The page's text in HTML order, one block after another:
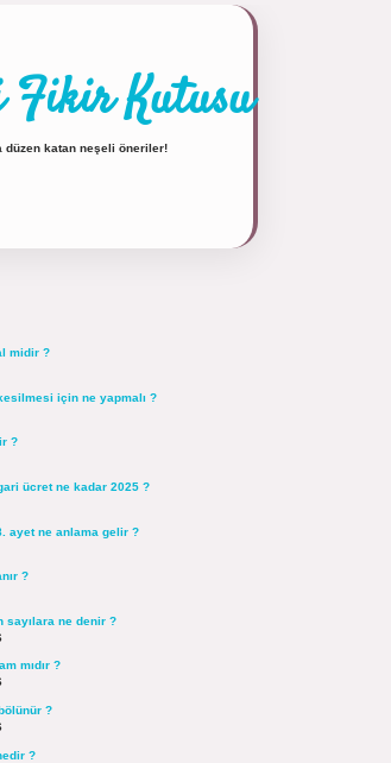
Fikir Kutusu
düzen katan neşeli öneriler!
midir ?
için ne yapmalı ?
?
ücret ne kadar 2025 ?
ayet ne anlama gelir ?
?
sayılara ne denir ?
mıdır ?
?
?